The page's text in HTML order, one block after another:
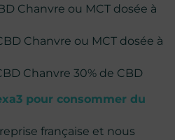
Chanvre ou MCT dosée à
Chanvre ou MCT dosée à
Chanvre 30% de CBD
pour consommer du
française et nous